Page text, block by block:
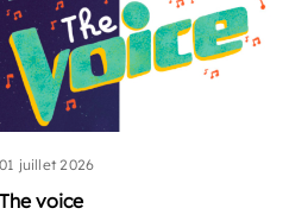
01 juillet 2026
The voice